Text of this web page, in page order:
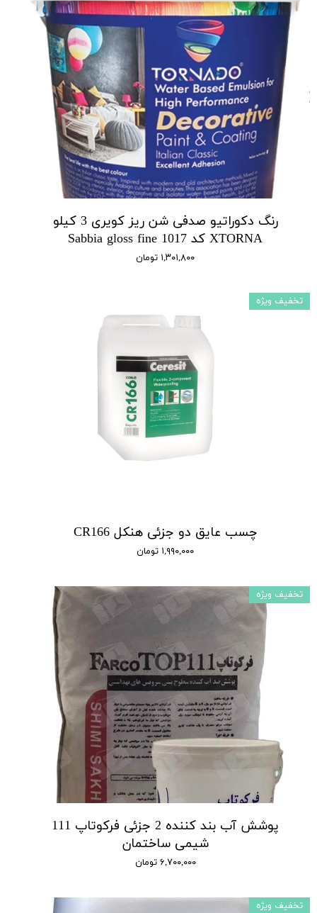
رنگ دکوراتیو صدفی شن ریز کویری 3 کیلو
XTORNA کد 1017 Sabbia gloss fine
۱,۳۰۱,۸۰۰ تومان
چسب عایق دو جزئی هنکل CR166
۱,۹۹۰,۰۰۰ تومان
تخفیف ویژه
پوشش آب بند کننده 2 جزئی فرکوتاپ 111
شیمی ساختمان
۶,۷۰۰,۰۰۰ تومان
تخفیف ویژه
تخفیف ویژه